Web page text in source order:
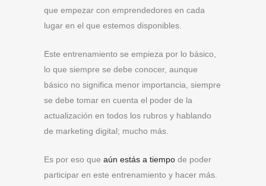
que empezar con emprendedores en cada
lugar en el que estemos disponibles.
Este entrenamiento se empieza por lo básico,
lo que siempre se debe conocer, aunque
básico no significa menor importancia, siempre
se debe tomar en cuenta el poder de la
actualización en todos los rubros y hablando
de marketing digital; mucho más.
Es por eso que aún estás a tiempo de poder
participar en este entrenamiento y hacer más.